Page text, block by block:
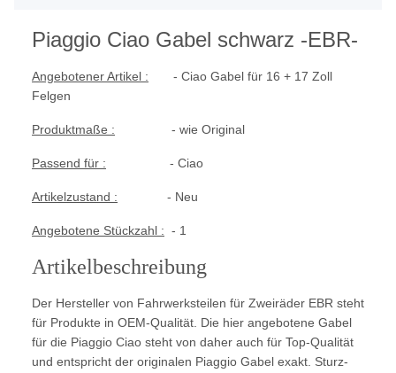
Piaggio Ciao Gabel schwarz -EBR-
Angebotener Artikel : - Ciao Gabel für 16 + 17 Zoll
Felgen
Produktmaße : - wie Original
Passend für : - Ciao
Artikelzustand : - Neu
Angebotene Stückzahl : - 1
Artikelbeschreibung
Der Hersteller von Fahrwerksteilen für Zweiräder EBR steht
für Produkte in OEM-Qualität. Die hier angebotene Gabel
für die Piaggio Ciao steht von daher auch für Top-Qualität
und entspricht der originalen Piaggio Gabel exakt. Sturz-